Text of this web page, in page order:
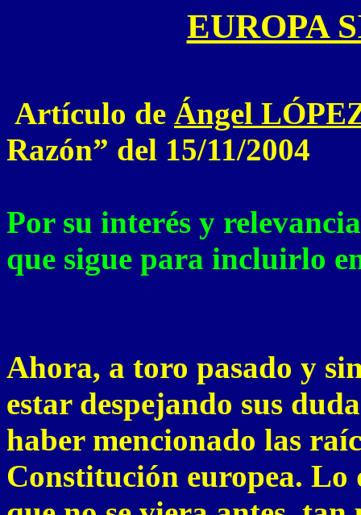
EUROPA
Artículo de Ángel
Razón” del 15/11/2004
Por su interés y
que sigue para incluirlo
Ahora, a toro pasado y
estar despejando sus
haber mencionado las
Constitución europea. Lo